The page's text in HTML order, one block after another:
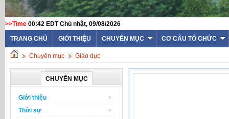
>>Time 00:42 EDT Chủ nhật, 09/08/2026
TRANG CHỦ GIỚI THIỆU CHUYÊN MỤC CƠ CẤU TỔ CHỨC
Chuyên mục Giáo dục
CHUYÊN MỤC
Giới thiệu
Thời sự